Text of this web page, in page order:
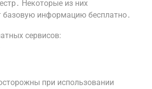
Некоторые из них
базовую информацию бесплатно․
сервисов:
при использовании